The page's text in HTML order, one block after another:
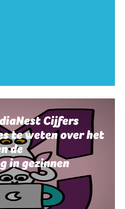
Cijfers
te weten over het
de
in gezinnen